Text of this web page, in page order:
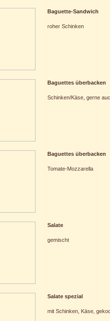
Baguette-Sandwich
roher Schinken
Baguettes überbacken
Schinken/Käse, gerne
Baguettes überbacken
Tomate-Mozzarella
Salate
gemischt
Salate spezial
mit Schinken, Käse,